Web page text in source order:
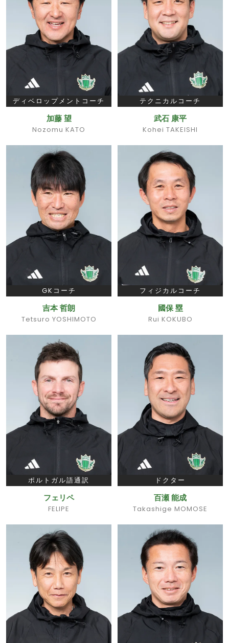
ディベロップメントコーチ
加藤 望
Nozomu KATO
テクニカルコーチ
武石 康平
Kohei TAKEISHI
GKコーチ
吉本 哲朗
Tetsuro YOSHIMOTO
フィジカルコーチ
國保 塁
Rui KOKUBO
ポルトガル語通訳
フェリペ
FELIPE
ドクター
百瀬 能成
Takashige MOMOSE